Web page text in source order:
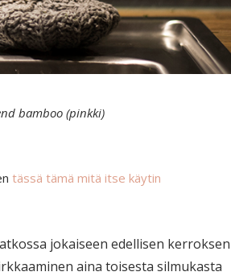
bamboo (pinkki)
tässä tämä mitä itse käytin
jokaiseen edellisen kerroksen
aina toisesta silmukasta